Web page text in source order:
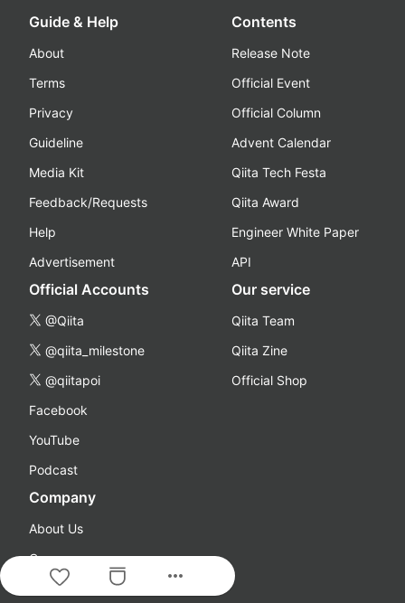
more_horiz
Guide & Help
About
Terms
Privacy
Guideline
Media Kit
Feedback/Requests
Help
Advertisement
Contents
Release Note
Official Event
Official Column
Advent Calendar
Qiita Tech Festa
Qiita Award
Engineer White Paper
API
Official Accounts
@Qiita
@qiita_milestone
@qiitapoi
Facebook
YouTube
Podcast
Our service
Qiita Team
Qiita Zine
Official Shop
Company
About Us
Careers
Qiita Blog